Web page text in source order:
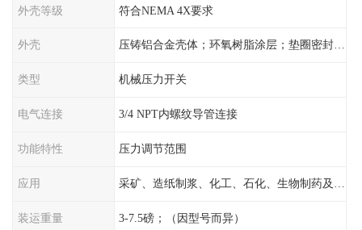
外壳等级 符合NEMA 4X要求
外壳 压铸铝合金壳体；环氧树脂涂层；垫圈密封；卡紧螺丝
类型 机械压力开关
电气连接 3/4 NPT内螺纹导管连接
功能特性 压力调节范围
应用
装运重量 3-7.5磅；（因型号而异）